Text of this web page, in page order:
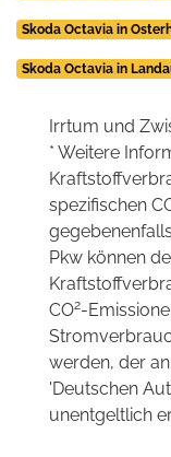
Skoda Octavia in
Skoda Octavia in
Irrtum und
* Weitere
spezifischen
Pkw können
CO2-
werden, der
'Deutschen
unentgeltlich